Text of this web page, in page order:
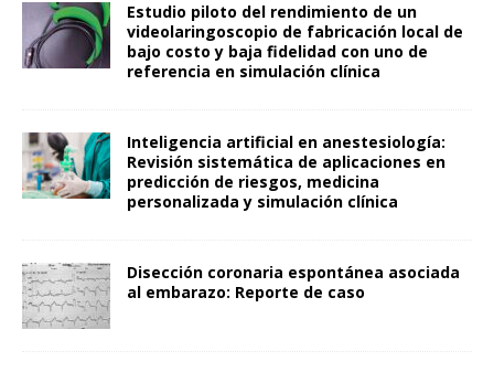
Estudio piloto del rendimiento de un
videolaringoscopio de fabricación local de
bajo costo y baja fidelidad con uno de
referencia en simulación clínica
Inteligencia artificial en anestesiología:
Revisión sistemática de aplicaciones en
predicción de riesgos, medicina
personalizada y simulación clínica
Disección coronaria espontánea asociada
al embarazo: Reporte de caso